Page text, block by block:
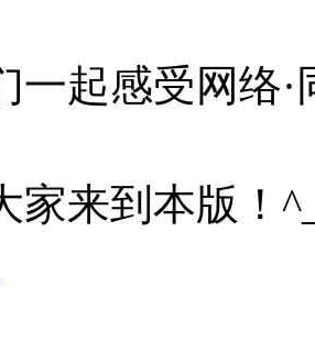
一起感受网络
家来到本版！